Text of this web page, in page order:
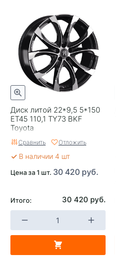
Вылет
ЦО
Ширина (диски)
Применяемость
Тип диска
Цвет
Категория
Страна изготовителя
Завод изготовитель
Диск литой 22*9,5 5*150
ET45 110,1 TY73 BKF
Toyota
Сравнить Отложить
В наличии 4 шт
Цена за 1 шт. 30 420 руб.
Итого: 30 420 руб.